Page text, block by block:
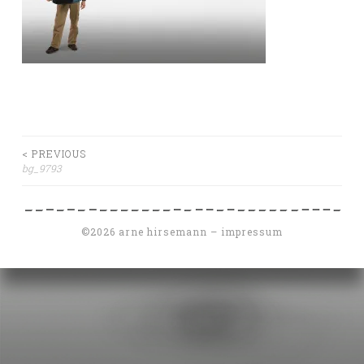
Beitragsnavigation
< PREVIOUS
bg_9793
©2026 arne hirsemann – impressum